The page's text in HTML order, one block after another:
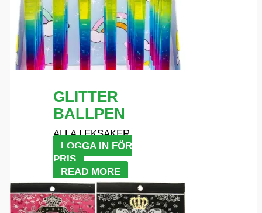
GLITTER
BALLPEN
ALLA LEKSAKER
LOGGA IN FÖR
PRIS
READ MORE